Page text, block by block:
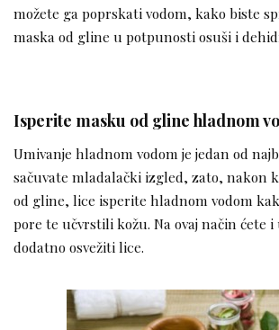
možete ga poprskati vodom, kako biste
maska od gline u potpunosti osuši i
Isperite masku od gline hladnom
Umivanje hladnom vodom je jedan od
sačuvate mladalački izgled, zato, nakon
od gline, lice isperite hladnom vodom
pore te učvrstili kožu. Na ovaj način ćete
dodatno osvežiti lice.